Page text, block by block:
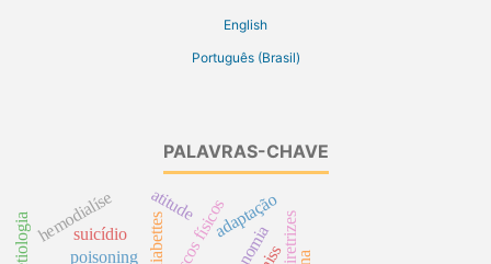
English
Português (Brasil)
PALAVRAS-CHAVE
poisoning riscos físicos
suicídio diabettes
hemodialíse adaptação
atitude
etiologia